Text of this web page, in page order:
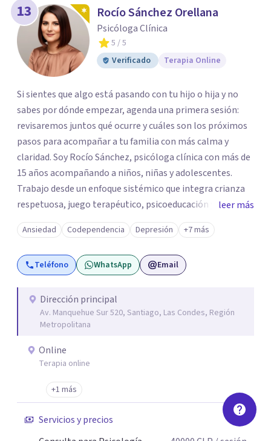
13 Rocío Sánchez Orellana
Psicóloga Clínica
5 / 5
Verificado
Terapia Online
Si sientes que algo está pasando con tu hijo o hija y no
sabes por dónde empezar, agenda una primera sesión:
revisaremos juntos qué ocurre y cuáles son los próximos
pasos para acompañar a tu familia con más calma y
claridad. Soy Rocío Sánchez, psicóloga clínica con más de
15 años acompañando a niños, niñas y adolescentes.
Trabajo desde un enfoque sistémico que integra crianza
respetuosa, juego terapéutico, psicoeducación y, cuando
corresponde. PISTA Therapy coach para apoyar la
regulación emocional, el sueño, la ansiedad y el
autocontrol.
leer más
Ansiedad Codependencia Depresión +7 más
Teléfono WhatsApp Email
Dirección principal
Av. Manquehue Sur 520, Santiago, Las Condes, Región
Metropolitana
Online
Terapia online
+1 más
Servicios y precios